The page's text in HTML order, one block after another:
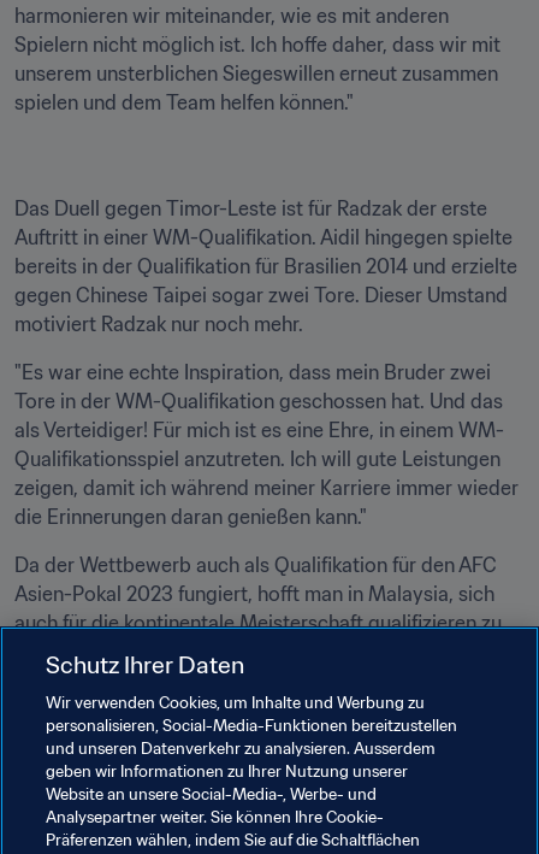
harmonieren wir miteinander, wie es mit anderen
Spielern nicht möglich ist. Ich hoffe daher, dass wir mit
unserem unsterblichen Siegeswillen erneut zusammen
spielen und dem Team helfen können."
Das Duell gegen Timor-Leste ist für Radzak der erste
Auftritt in einer WM-Qualifikation. Aidil hingegen spielte
bereits in der Qualifikation für Brasilien 2014 und erzielte
gegen Chinese Taipei sogar zwei Tore. Dieser Umstand
motiviert Radzak nur noch mehr.
"Es war eine echte Inspiration, dass mein Bruder zwei
Tore in der WM-Qualifikation geschossen hat. Und das
als Verteidiger! Für mich ist es eine Ehre, in einem WM-
Qualifikationsspiel anzutreten. Ich will gute Leistungen
zeigen, damit ich während meiner Karriere immer wieder
die Erinnerungen daran genießen kann."
Da der Wettbewerb auch als Qualifikation für den AFC
Asien-Pokal 2023 fungiert, hofft man in Malaysia, sich
auch für die kontinentale Meisterschaft qualifizieren zu
können. "Wir müssen unbedingt versuchen, uns einen
Platz beim nächsten Asien-Pokal zu sichern. Was Katar
2022 angeht, wirkt die Hoffnung auf eine erfolgreiche
Qualifikation eher weit hergeholt. Aber im Fussball ist
nichts unmöglich. Wir sollten auf jeden Fall hart arbeiten,
um die gesteckten Ziele zu erreichen."
Schutz Ihrer Daten
Wir verwenden Cookies, um Inhalte und Werbung zu
personalisieren, Social-Media-Funktionen bereitzustellen
und unseren Datenverkehr zu analysieren. Ausserdem
geben wir Informationen zu Ihrer Nutzung unserer
Website an unsere Social-Media-, Werbe- und
Analysepartner weiter. Sie können Ihre Cookie-
Präferenzen wählen, indem Sie auf die Schaltflächen